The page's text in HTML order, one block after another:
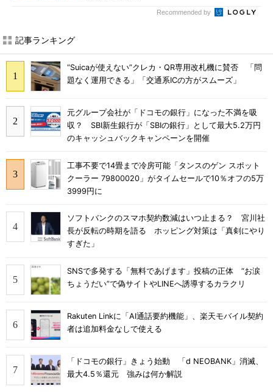
Recommended by
記事ランキング
“Suicaが使えない”クレカ・QR専用改札機に賛否 「問
題なく運用できる」「交通系ICの方がスムーズ」
元グループ会社が「ドコモの銀行」になった不満を吸
収？ SBI新生銀行が「SBIの銀行」として最大5.2万円
のキャッシュバックキャンペーンを開催
工事不要で14畳まで冷房可能「タンスのゲン スポット
クーラー 79800020」がタイムセールで10％オフの5万
3999円に
ソフトバンクのスマホ契約数減はいつ止まる？ 宮川社
長が反転の時期を語る ホッピング対策は「真剣にやり
すぎた」
SNSで多発する「無料であげます」投稿の正体 “お涙
ちょうだい”で偽サイトやLINEへ誘導するカラクリ
Rakuten Linkに「AI通話要約機能」、楽天モバイル契約
者は追加料金なしで使える
「ドコモの銀行」きょう始動 「d NEOBANK」消滅、
最大4.5％還元 強みは何か解説